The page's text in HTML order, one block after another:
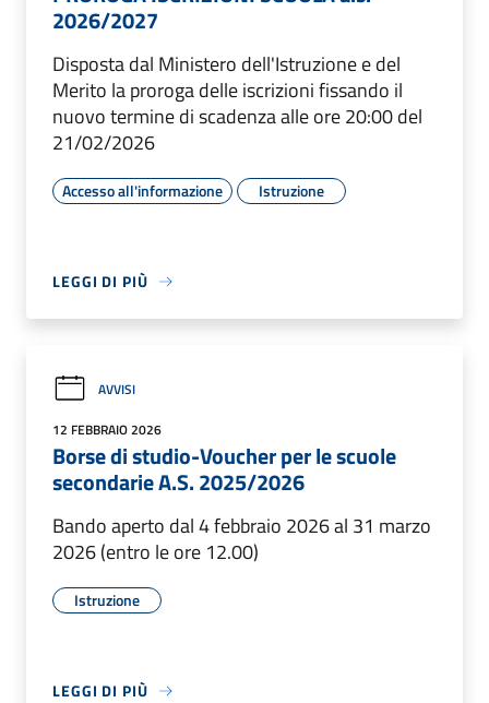
2026/2027
Disposta dal Ministero dell'Istruzione e del
Merito la proroga delle iscrizioni fissando il
nuovo termine di scadenza alle ore 20:00 del
21/02/2026
Accesso all'informazione Istruzione
LEGGI DI PIÙ
AVVISI
12 FEBBRAIO 2026
Borse di studio-Voucher per le scuole
secondarie A.S. 2025/2026
Bando aperto dal 4 febbraio 2026 al 31 marzo
2026 (entro le ore 12.00)
Istruzione
LEGGI DI PIÙ